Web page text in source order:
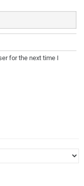
for the next time I